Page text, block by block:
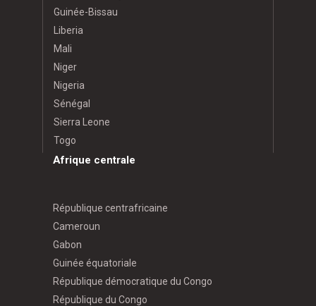
Guinée-Bissau
Liberia
Mali
Niger
Nigeria
Sénégal
Sierra Leone
Togo
Afrique centrale
République centrafricaine
Cameroun
Gabon
Guinée équatoriale
République démocratique du Congo
République du Congo